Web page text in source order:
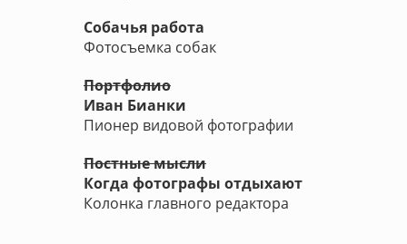
Собачья работа
Фотосъемка собак
Портфолио
Иван Бианки
Пионер видовой фотографии
Постные мысли
Когда фотографы отдыхают
Колонка главного редактора